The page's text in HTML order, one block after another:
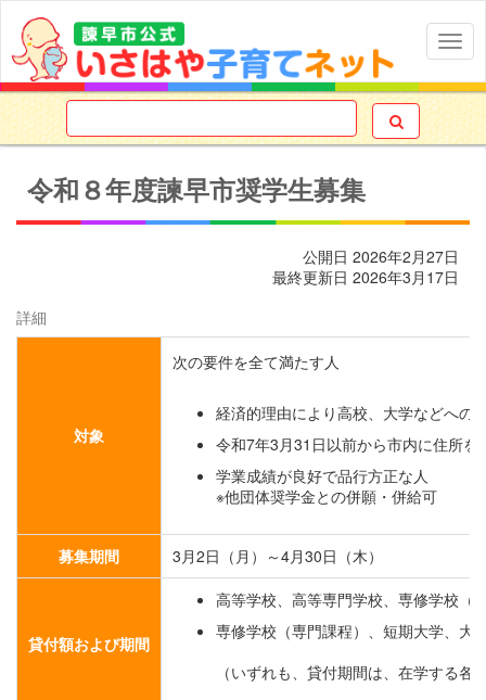

令和８年度諫早市奨学生募集
公開日 2026年2月27日
最終更新日 2026年3月17日
詳細
対象
次の要件を全て満たす人
経済的理由により高校、大学などへの
令和7年3月31日以前から市内に住所を
学業成績が良好で品行方正な人
※他団体奨学金との併願・併給可
募集期間 3月2日（月）～4月30日（木）
貸付額および期間
高等学校、高等専門学校、専修学校
専修学校（専門課程）、短期大学、
（いずれも、貸付期間は、在学する各